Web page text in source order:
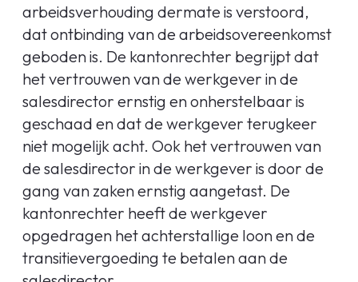
arbeidsverhouding dermate is verstoord,
dat ontbinding van de arbeidsovereenkomst
geboden is. De kantonrechter begrijpt dat
het vertrouwen van de werkgever in de
salesdirector ernstig en onherstelbaar is
geschaad en dat de werkgever terugkeer
niet mogelijk acht. Ook het vertrouwen van
de salesdirector in de werkgever is door de
gang van zaken ernstig aangetast. De
kantonrechter heeft de werkgever
opgedragen het achterstallige loon en de
transitievergoeding te betalen aan de